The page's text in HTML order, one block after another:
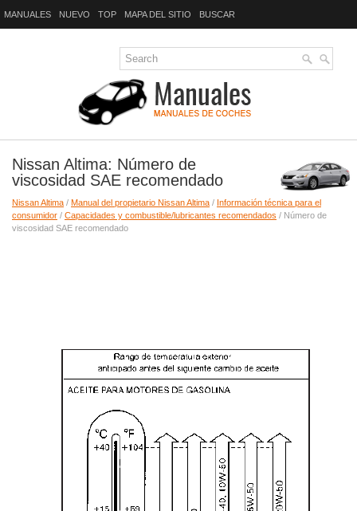
MANUALES NUEVO TOP MAPA DEL SITIO BUSCAR
Nissan Altima: Número de
viscosidad SAE recomendado
Nissan Altima / Manual del propietario Nissan Altima / Información técnica para el
consumidor / Capacidades y combustible/lubricantes recomendados / Número de
viscosidad SAE recomendado